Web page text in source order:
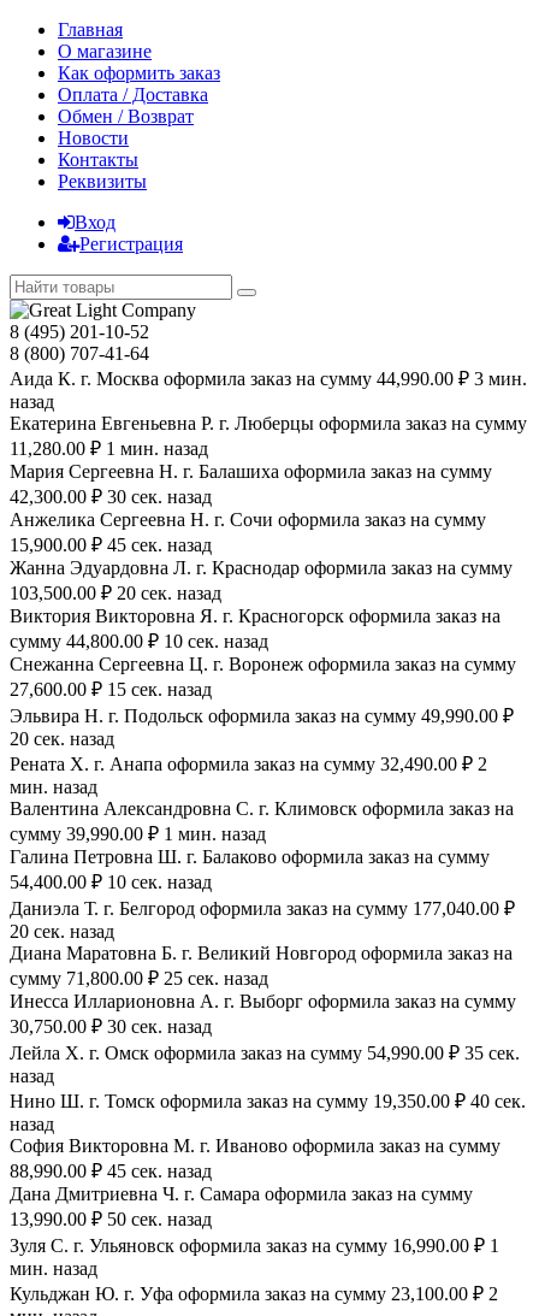
Главная
О магазине
Как оформить заказ
Оплата / Доставка
Обмен / Возврат
Новости
Контакты
Реквизиты
Вход
Регистрация
8 (495) 201-10-52
8 (800) 707-41-64
Аида К. г. Москва оформила заказ на сумму 44,990.00 ₽ 3 мин.
назад
Екатерина Евгеньевна Р. г. Люберцы оформила заказ на сумму
11,280.00 ₽ 1 мин. назад
Мария Сергеевна H. г. Балашиха оформила заказ на сумму
42,300.00 ₽ 30 сек. назад
Анжелика Сергеевна Н. г. Сочи оформила заказ на сумму
15,900.00 ₽ 45 сек. назад
Жанна Эдуардовна Л. г. Краснодар оформила заказ на сумму
103,500.00 ₽ 20 сек. назад
Виктория Викторовна Я. г. Красногорск оформила заказ на
сумму 44,800.00 ₽ 10 сек. назад
Снежанна Сергеевна Ц. г. Воронеж оформила заказ на сумму
27,600.00 ₽ 15 сек. назад
Эльвира Н. г. Подольск оформила заказ на сумму 49,990.00 ₽
20 сек. назад
Рената Х. г. Анапа оформила заказ на сумму 32,490.00 ₽ 2
мин. назад
Валентина Александровна С. г. Климовск оформила заказ на
сумму 39,990.00 ₽ 1 мин. назад
Галина Петровна Ш. г. Балаково оформила заказ на сумму
54,400.00 ₽ 10 сек. назад
Даниэла Т. г. Белгород оформила заказ на сумму 177,040.00 ₽
20 сек. назад
Диана Маратовна Б. г. Великий Новгород оформила заказ на
сумму 71,800.00 ₽ 25 сек. назад
Инесса Илларионовна А. г. Выборг оформила заказ на сумму
30,750.00 ₽ 30 сек. назад
Лейла Х. г. Омск оформила заказ на сумму 54,990.00 ₽ 35 сек.
назад
Нино Ш. г. Томск оформила заказ на сумму 19,350.00 ₽ 40 сек.
назад
София Викторовна М. г. Иваново оформила заказ на сумму
88,990.00 ₽ 45 сек. назад
Дана Дмитриевна Ч. г. Самара оформила заказ на сумму
13,990.00 ₽ 50 сек. назад
Зуля С. г. Ульяновск оформила заказ на сумму 16,990.00 ₽ 1
мин. назад
Кульджан Ю. г. Уфа оформила заказ на сумму 23,100.00 ₽ 2